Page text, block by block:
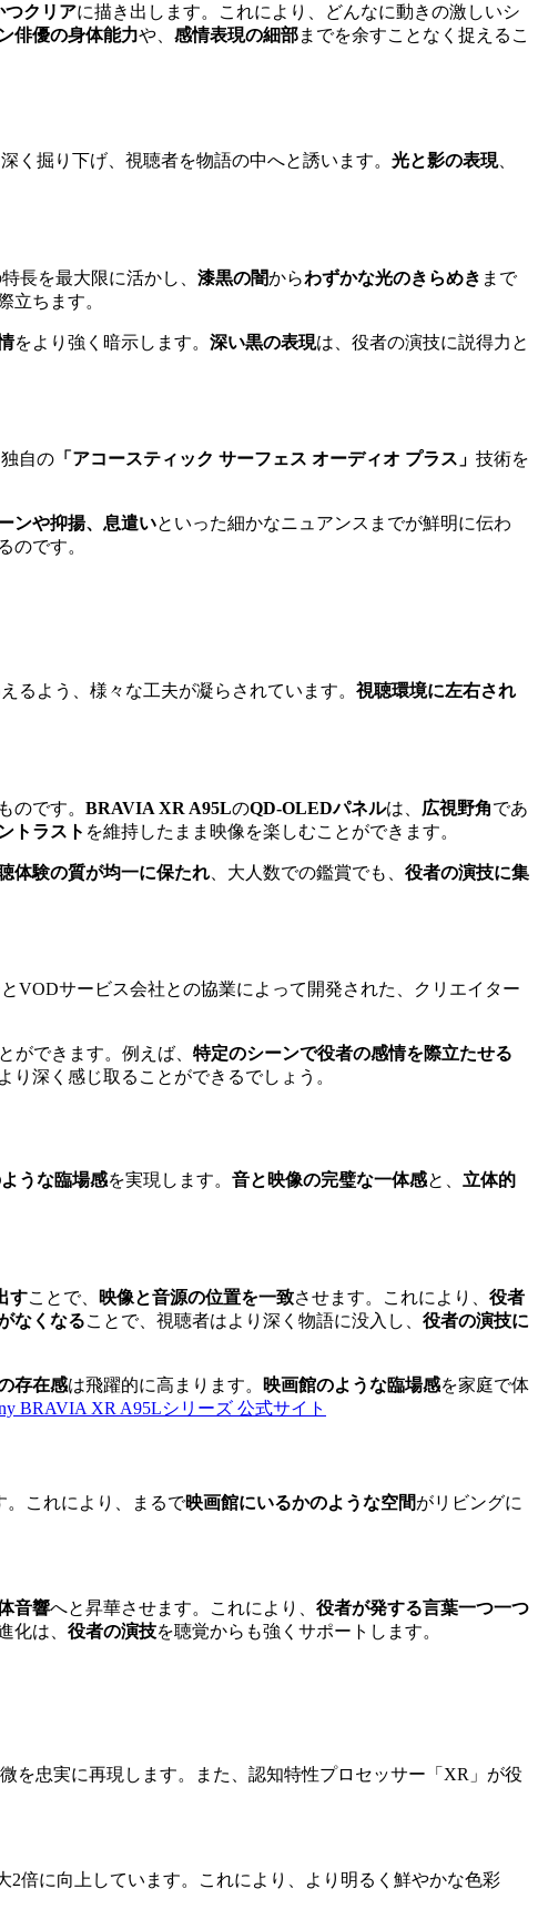
つクリアに描き出します。これにより、どんなに動きの激しいシ
俳優の身体能力や、 感情表現の細部までを余すことなく捉えるこ
く掘り下げ、視聴者を物語の中へと誘います。 光と影の表現、
長を最大限に活かし、 漆黒の闇からわずかな光のきらめき まで
立ちます。
をより強く暗示します。 深い黒の表現は、役者の演技に説得力と
自の 「アコースティック サーフェス オーディオ プラス」 技術を
ンや抑揚、息遣いといった細かなニュアンスまでが鮮明に伝わ
のです。
るよう、様々な工夫が凝らされています。 視聴環境に左右され
のです。 BRAVIA XR A95LのQD-OLEDパネルは、 広視野角であ
トラスト を維持したまま映像を楽しむことができます。
体験の質が均一に保たれ 、大人数での鑑賞でも、 役者の演技に集
VODサービス会社との協業によって開発された、クリエイター
ができます。例えば、 特定のシーンで役者の感情を際立たせる
り深く感じ取ることができるでしょう。
うな臨場感を実現します。 音と映像の完璧な一体感と、 立体的
すことで、 映像と音源の位置を一致させます。これにより、 役者
なくなることで、視聴者はより深く物語に没入し、 役者の演技に
存在感は飛躍的に高まります。 映画館のような臨場感を家庭で体
BRAVIA XR A95Lシリーズ 公式サイト
。これにより、まるで映画館にいるかのような空間がリビングに
音響へと昇華させます。これにより、 役者が発する言葉一つ一つ
化は、 役者の演技を聴覚からも強くサポートします。
を忠実に再現します。また、認知特性プロセッサー「XR」が役
倍に向上しています。これにより、より明るく鮮やかな色彩